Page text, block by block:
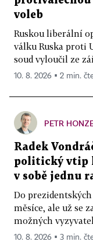
voleb
Ruskou liberální
válku Ruska proti
soud vyloučil ze
10. 8. 2026 ▪ 2 min.
PETR
Radek
politický vtip
v sobě jednu
Do
měsíce, ale už se
možných
10. 8. 2026 ▪ 3 min.